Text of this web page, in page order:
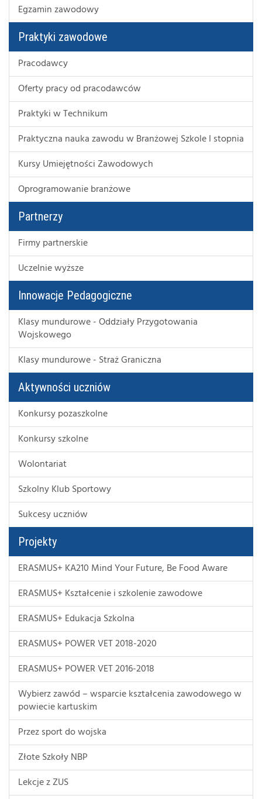
Egzamin zawodowy
Praktyki zawodowe
Pracodawcy
Oferty pracy od pracodawców
Praktyki w Technikum
Praktyczna nauka zawodu w Branżowej Szkole I stopnia
Kursy Umiejętności Zawodowych
Oprogramowanie branżowe
Partnerzy
Firmy partnerskie
Uczelnie wyższe
Innowacje Pedagogiczne
Klasy mundurowe - Oddziały Przygotowania
Wojskowego
Klasy mundurowe - Straż Graniczna
Aktywności uczniów
Konkursy pozaszkolne
Konkursy szkolne
Wolontariat
Szkolny Klub Sportowy
Sukcesy uczniów
Projekty
ERASMUS+ KA210 Mind Your Future, Be Food Aware
ERASMUS+ Kształcenie i szkolenie zawodowe
ERASMUS+ Edukacja Szkolna
ERASMUS+ POWER VET 2018-2020
ERASMUS+ POWER VET 2016-2018
Wybierz zawód – wsparcie kształcenia zawodowego w
powiecie kartuskim
Przez sport do wojska
Złote Szkoły NBP
Lekcje z ZUS